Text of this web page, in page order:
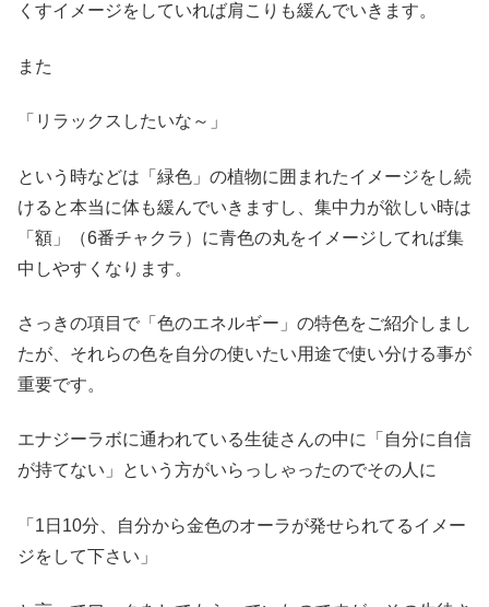
くすイメージをしていれば肩こりも緩んでいきます。
また
「リラックスしたいな～」
という時などは「緑色」の植物に囲まれたイメージをし続
けると本当に体も緩んでいきますし、集中力が欲しい時は
「額」（6番チャクラ）に青色の丸をイメージしてれば集
中しやすくなります。
さっきの項目で「色のエネルギー」の特色をご紹介しまし
たが、それらの色を自分の使いたい用途で使い分ける事が
重要です。
エナジーラボに通われている生徒さんの中に「自分に自信
が持てない」という方がいらっしゃったのでその人に
「1日10分、自分から金色のオーラが発せられてるイメー
ジをして下さい」